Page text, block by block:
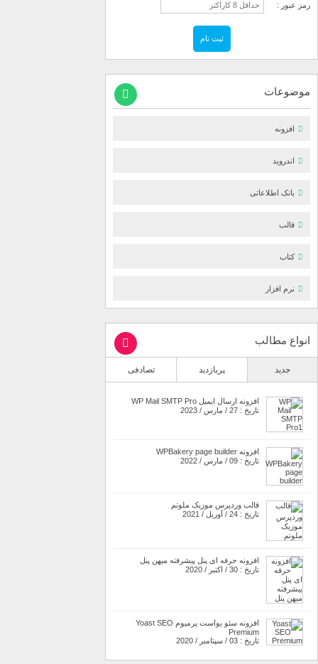
رمز عبور :
موضوعات
افزونه
اندروید
بانک اطلاعاتی
قالب
کتاب
نرم افزار
انواع مطالب
جدید پربازدید تصادفی
افزونه ارسال ایمیل WP Mail SMTP Pro
تاریخ : 27 / مارس / 2023
افزونه WPBakery page builder
تاریخ : 09 / مارس / 2022
قالب وردپرس موزیک ملوتم
تاریخ : 24 / آوریل / 2021
افزونه حرفه ای پنل پیشرفته میهن پنل
تاریخ : 30 / اکتبر / 2020
افزونه سئو یواست پرمیوم Yoast SEO
Premium
تاریخ : 03 / سپتامبر / 2020